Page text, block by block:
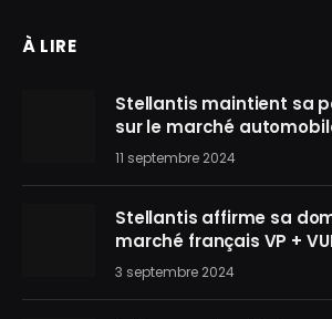
À LIRE
Stellantis maintient sa
sur le marché
11 septembre 2024
Stellantis affirme sa
marché français VP +
3 septembre 2024